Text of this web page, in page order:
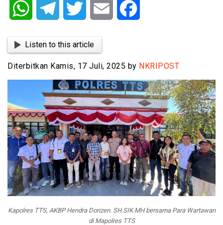
WhatsAppTelegram Twitter Email
Listen to this article
Diterbitkan Kamis, 17 Juli, 2025 by NKRIPOST
Kapolres TTS, AKBP Hendra Dorizen. SH.SIK.MH bersama Para Wartawan
di Mapolres TTS